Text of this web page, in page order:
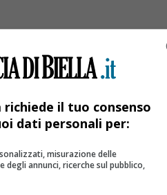
il tuo consenso
dati personali per:
misurazione delle
degli annunci, ricerche sul pubblico,